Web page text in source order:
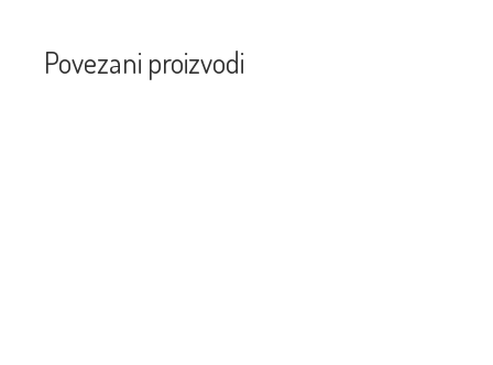
Povezani proizvodi